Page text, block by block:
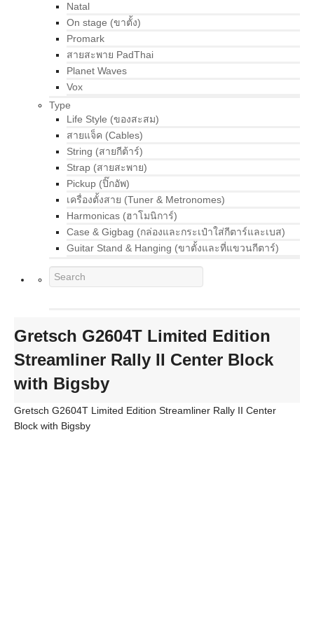
Natal
On stage (ขาตั้ง)
Promark
สายสะพาย PadThai
Planet Waves
Vox
Type
Life Style (ของสะสม)
สายแจ็ค (Cables)
String (สายกีต้าร์)
Strap (สายสะพาย)
Pickup (ปิ๊กอัพ)
เครื่องตั้งสาย (Tuner & Metronomes)
Harmonicas (ฮาโมนิการ์)
Case & Gigbag (กล่องและกระเป๋าใส่กีตาร์และเบส)
Guitar Stand & Hanging (ขาตั้งและที่แขวนกีตาร์)
Gretsch G2604T Limited Edition
Streamliner Rally II Center Block
with Bigsby
Gretsch G2604T Limited Edition Streamliner Rally II Center
Block with Bigsby